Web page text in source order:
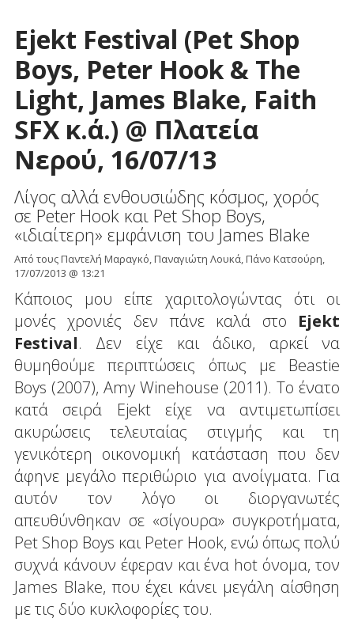
Ejekt Festival (Pet Shop
Boys, Peter Hook & The
Light, James Blake, Faith
SFX κ.ά.) @ Πλατεία
Νερού, 16/07/13
Λίγος αλλά ενθουσιώδης κόσμος, χορός
σε Peter Hook και Pet Shop Boys,
«ιδιαίτερη» εμφάνιση του James Blake
Από τους Παντελή Μαραγκό, Παναγιώτη Λουκά, Πάνο Κατσούρη,
17/07/2013 @ 13:21
Κάποιος μου είπε χαριτολογώντας ότι οι
μονές χρονιές δεν πάνε καλά στο Ejekt
Festival. Δεν είχε και άδικο, αρκεί να
θυμηθούμε περιπτώσεις όπως με Beastie
Boys (2007), Amy Winehouse (2011). Το ένατο
κατά σειρά Ejekt είχε να αντιμετωπίσει
ακυρώσεις τελευταίας στιγμής και τη
γενικότερη οικονομική κατάσταση που δεν
άφηνε μεγάλο περιθώριο για ανοίγματα. Για
αυτόν τον λόγο οι διοργανωτές
απευθύνθηκαν σε «σίγουρα» συγκροτήματα,
Pet Shop Boys και Peter Hook, ενώ όπως πολύ
συχνά κάνουν έφεραν και ένα hot όνομα, τον
James Blake, που έχει κάνει μεγάλη αίσθηση
με τις δύο κυκλοφορίες του.